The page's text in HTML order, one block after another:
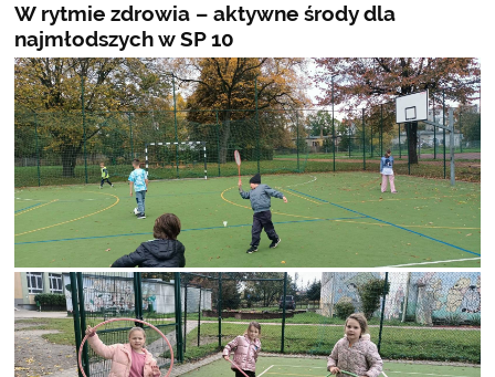
W rytmie zdrowia – aktywne środy dla
najmłodszych w SP 10